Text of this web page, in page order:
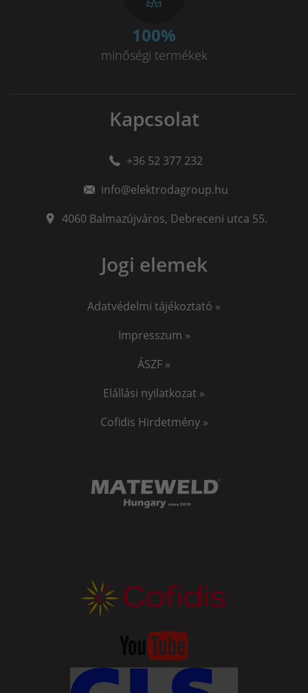
100%
minőségi termékek
Kapcsolat
+36 52 377 232
info@elektrodagroup.hu
4060 Balmazújváros, Debreceni utca 55.
Jogi elemek
Adatvédelmi tájékoztató »
Impresszum »
ÁSZF »
Elállási nyilatkozat »
Cofidis Hirdetmény »